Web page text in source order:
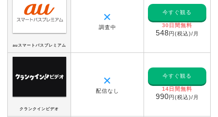
auスマートパスプレミアム
✕
調査中
今すぐ観る
30日間無料
548円(税込)/月
クランクインビデオ
✕
配信なし
今すぐ観る
14日間無料
990円(税込)/月